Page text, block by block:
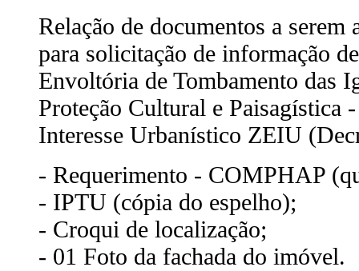
Relação de documentos a serem
para solicitação de informação
Envoltória de Tombamento das
Proteção Cultural e Paisagística
Interesse Urbanístico ZEIU
- Requerimento - COMPHAP
- IPTU (cópia do espelho);
- Croqui de localização;
- 01 Foto da fachada do imóvel.